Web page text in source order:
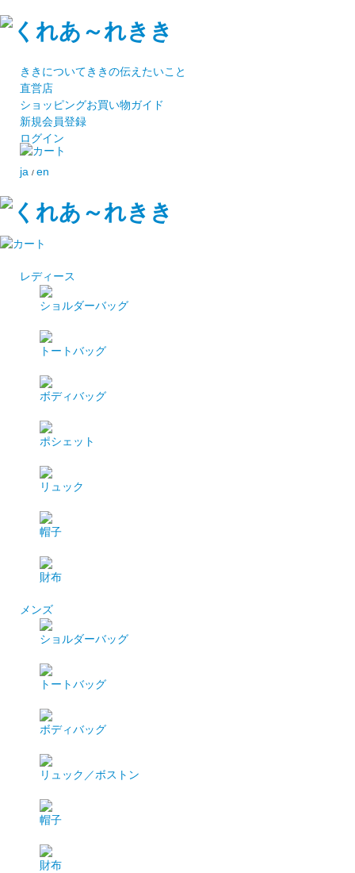
ききについてききの伝えたいこと
直営店
ショッピングお買い物ガイド
新規会員登録
ログイン
ja / en
レディース
ショルダーバッグ
トートバッグ
ボディバッグ
ポシェット
リュック
帽子
財布
メンズ
ショルダーバッグ
トートバッグ
ボディバッグ
リュック／ボストン
帽子
財布